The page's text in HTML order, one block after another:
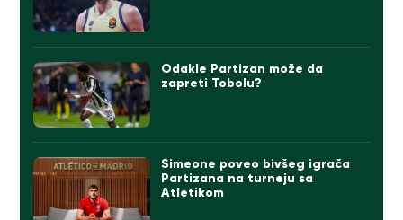
Odakle Partizan može da
zapreti Tobolu?
Simeone poveo bivšeg igrača
Partizana na turneju sa
Atletikom